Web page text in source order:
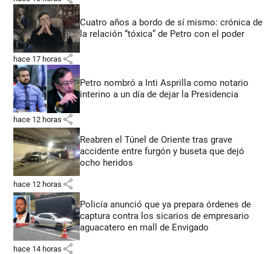
Cuatro años a bordo de sí mismo: crónica de
la relación “tóxica” de Petro con el poder
hace 17 horas share
Petro nombró a Inti Asprilla como notario
interino a un día de dejar la Presidencia
hace 12 horas share
Reabren el Túnel de Oriente tras grave
accidente entre furgón y buseta que dejó
ocho heridos
hace 12 horas share
Policía anunció que ya prepara órdenes de
captura contra los sicarios de empresario
aguacatero en mall de Envigado
hace 14 horas share